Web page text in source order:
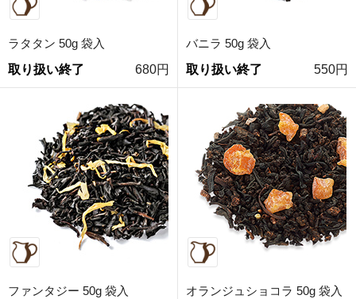
ラタタン 50g 袋入
取り扱い終了
680円
バニラ 50g 袋入
取り扱い終了
550円
ファンタジー 50g 袋入
オランジュショコラ 50g 袋入